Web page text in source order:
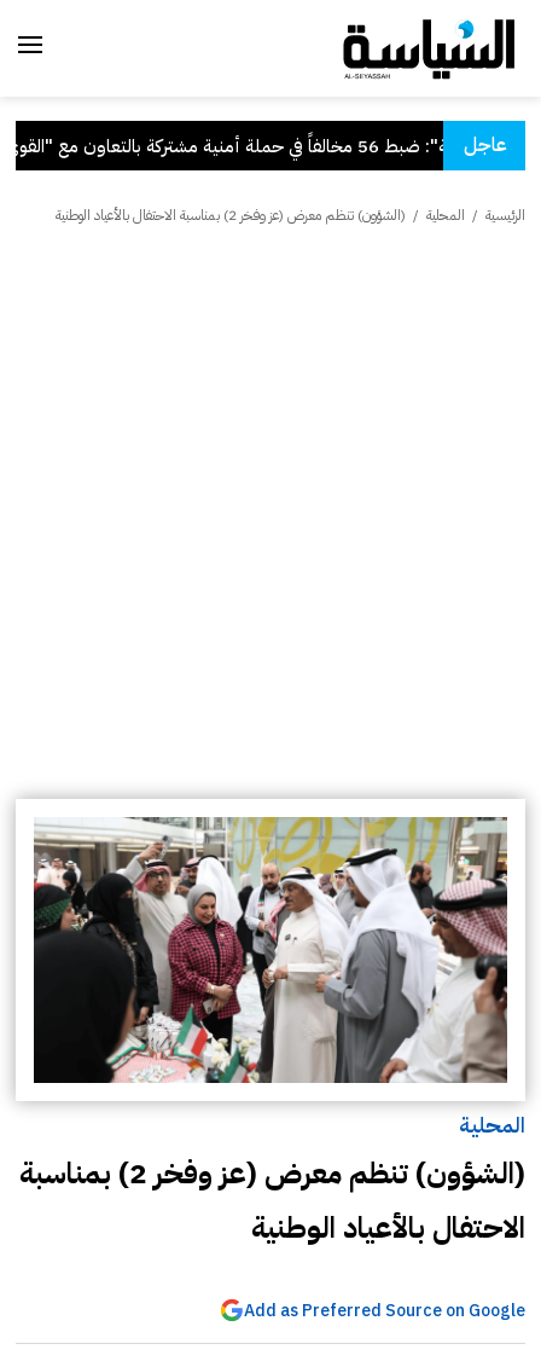
عاجل
"الداخلية": ضبط 56 مخالفاً في حملة أمنية مشتركة بالتعاون مع "القوى العاملة"
الرئيسية / المحلية / (الشؤون) تنظم معرض (عز وفخر 2) بمناسبة الاحتفال بالأعياد الوطنية
المحلية
(الشؤون) تنظم معرض (عز وفخر 2) بمناسبة
الاحتفال بالأعياد الوطنية
Add as Preferred Source on Google